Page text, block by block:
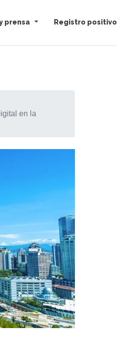
prensa Registro positivo
en la